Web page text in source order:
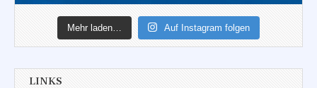
Mehr laden… Auf Instagram folgen
LINKS